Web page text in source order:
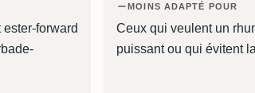
ester-forward
MOINS ADAPTÉ POUR
Ceux qui veulent un
puissant ou qui évitent